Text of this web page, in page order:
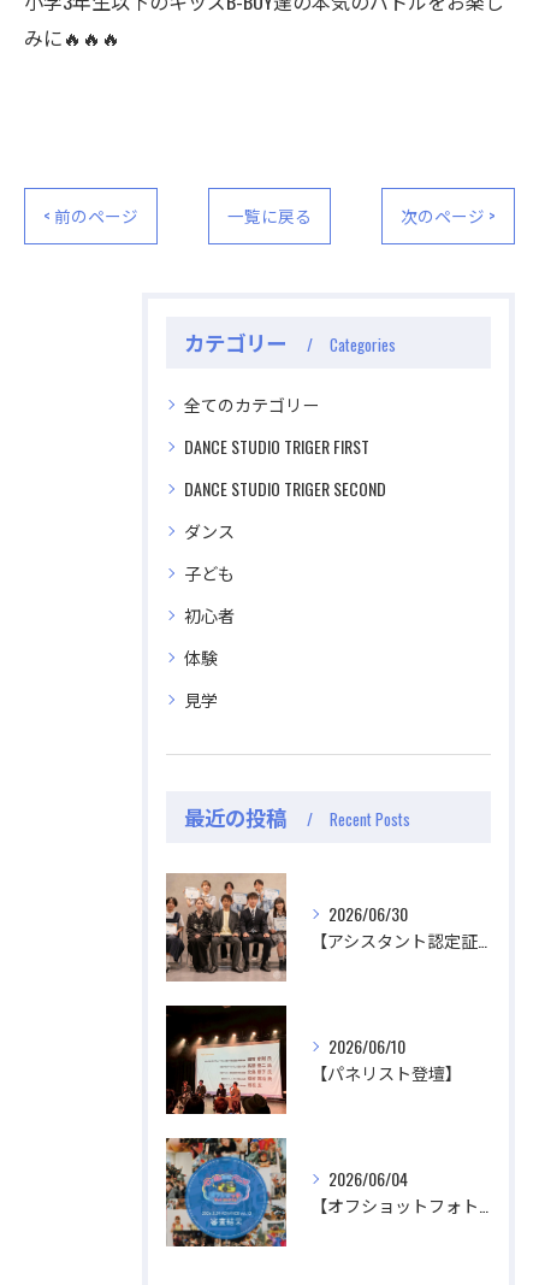
みに🔥🔥🔥
< 前のページ 一覧に戻る 次のページ >
カテゴリー Categories
全てのカテゴリー
DANCE STUDIO TRIGER FIRST
DANCE STUDIO TRIGER SECOND
ダンス
子ども
初心者
体験
見学
最近の投稿 Recent Posts
2026/06/30
2026/06/10
【パネリスト登壇】
2026/06/04
公式ラジオ番組「ダンスのとなり」スタート！ スタ
公式ラジオ番組「ダンスのとなり」スタート！ スタ